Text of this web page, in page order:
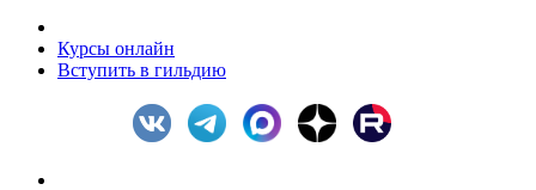
Курсы онлайн
Вступить в гильдию